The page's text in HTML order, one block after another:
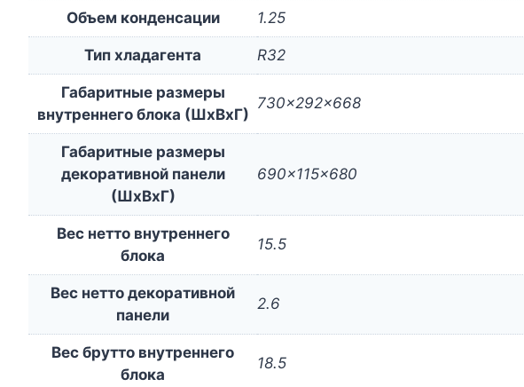
Объем конденсации 1.25
Тип хладагента R32
Габаритные размеры
внутреннего блока (ШxВxГ)
730x292x668
Габаритные размеры
декоративной панели
(ШxВxГ)
690x115x680
Вес нетто внутреннего
блока
15.5
Вес нетто декоративной
панели
2.6
Вес брутто внутреннего
блока
18.5